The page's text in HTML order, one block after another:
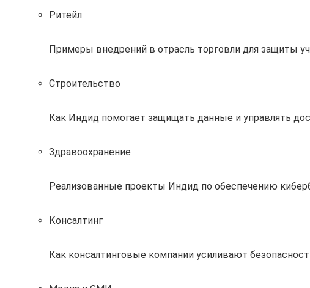
Ритейл
Примеры внедрений в отрасль торговли для защиты
Строительство
Как Индид помогает защищать данные и управлять
Здравоохранение
Реализованные проекты Индид по обеспечению
Консалтинг
Как консалтинговые компании усиливают